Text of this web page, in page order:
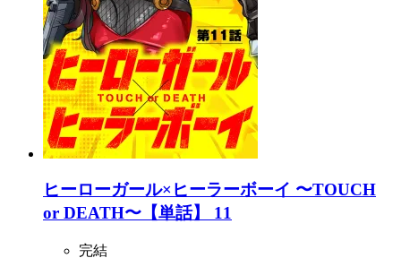
ヒーローガール×ヒーラーボーイ 〜TOUCH
or DEATH〜【単話】 11
完結